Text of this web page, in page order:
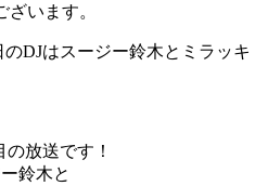
います。
のDJはスージー鈴木とミラッキ
放送です！
鈴木と